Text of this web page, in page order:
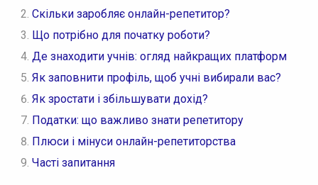
Скільки заробляє онлайн-репетитор?
Що потрібно для початку роботи?
Де знаходити учнів: огляд найкращих платформ
Як заповнити профіль, щоб учні вибирали вас?
Як зростати і збільшувати дохід?
Податки: що важливо знати репетитору
Плюси і мінуси онлайн-репетиторства
Часті запитання